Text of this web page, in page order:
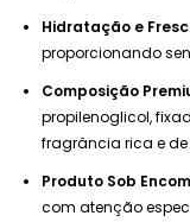
Hidratação e
proporcionando
Composição
propilenoglicol,
fragrância rica e
Produto Sob
com atenção